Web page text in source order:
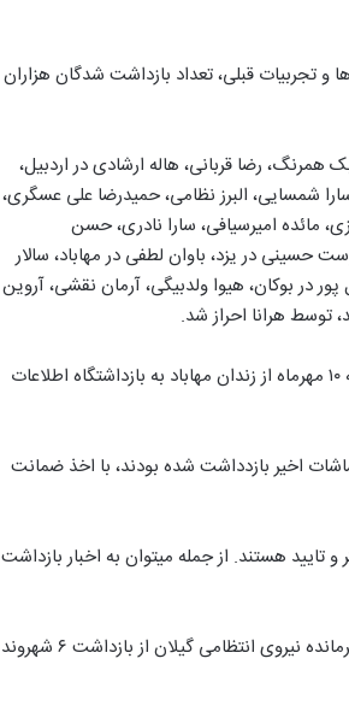
تجربیات قبلی، تعداد بازداشت شدگان هزاران
بابک همرنگ، رضا قربانی، هاله ارشادی در اردبیل،
شمسایی، البرز نظامی، حمیدرضا علی‌ عسگری،
مائده امیرسیافی، سارا نادری، حسن
حسینی در یزد، باوان لطفی در مهاباد، سالار
در بوکان، هیوا ولدبیگی، آرمان نقشی، آروین
توسط هرانا احراز شد.
همچنین سامان غزالی، که پیشتر در جریان اعتراضات بازداشت شده بود، امروز یکشنبه ۱۰ مهرماه از زندان مهاباد به بازداشتگاه اطلاعات
“تاکنون بیش از ۱۵۰ نفر که در جریان اغتشاشات اخیر بازدداشت شده بودند، با اخذ ضمانت
تایید هستند. از جمله میتوان به اخبار بازداشت
دادستان لرستان نیز از بازداشت ۱۲ شهروند معترض در تاریخ ۱۰ مهر خبر داد، همزمان فرمانده نیروی انتظامی گیلان از بازداشت ۶ شهروند